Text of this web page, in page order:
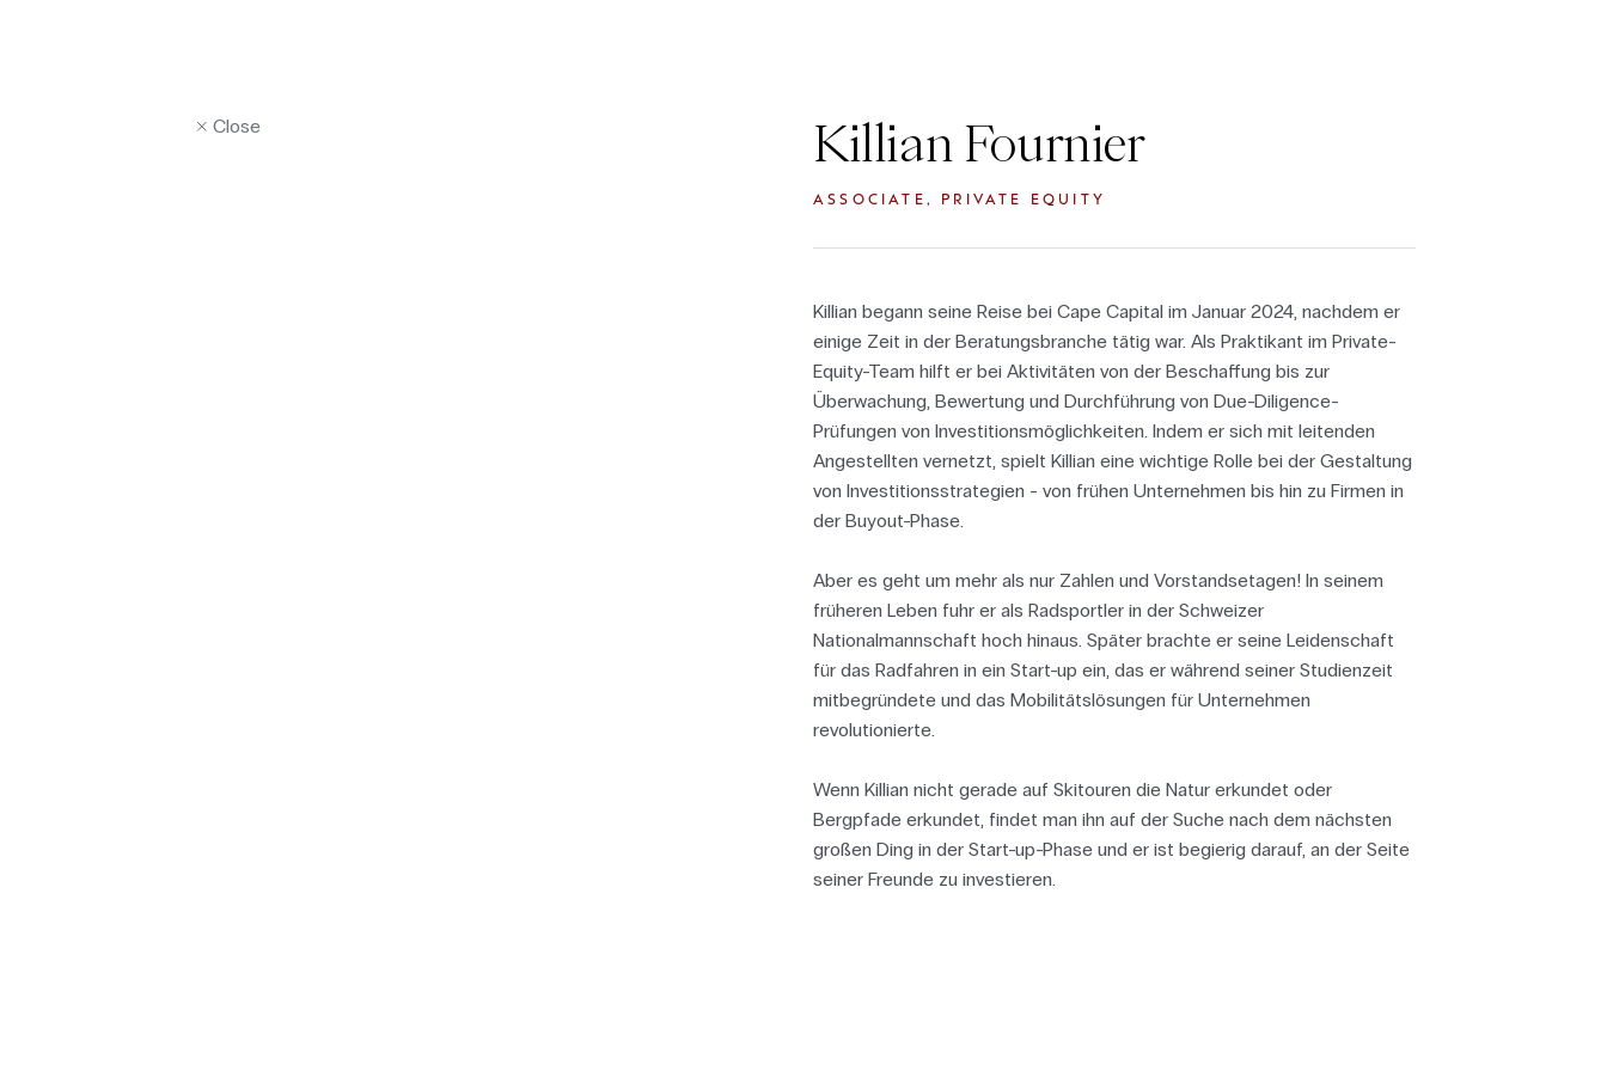
Close Killian Fournier
ASSOCIATE, PRIVATE EQUITY
Killian begann seine Reise bei Cape Capital im Januar 2024, nachdem er
einige Zeit in der Beratungsbranche tätig war. Als Praktikant im Private-
Equity-Team hilft er bei Aktivitäten von der Beschaffung bis zur
Überwachung, Bewertung und Durchführung von Due-Diligence-
Prüfungen von Investitionsmöglichkeiten. Indem er sich mit leitenden
Angestellten vernetzt, spielt Killian eine wichtige Rolle bei der Gestaltung
von Investitionsstrategien - von frühen Unternehmen bis hin zu Firmen in
der Buyout-Phase.
Aber es geht um mehr als nur Zahlen und Vorstandsetagen! In seinem
früheren Leben fuhr er als Radsportler in der Schweizer
Nationalmannschaft hoch hinaus. Später brachte er seine Leidenschaft
für das Radfahren in ein Start-up ein, das er während seiner Studienzeit
mitbegründete und das Mobilitätslösungen für Unternehmen
revolutionierte.
Wenn Killian nicht gerade auf Skitouren die Natur erkundet oder
Bergpfade erkundet, findet man ihn auf der Suche nach dem nächsten
großen Ding in der Start-up-Phase und er ist begierig darauf, an der Seite
seiner Freunde zu investieren.